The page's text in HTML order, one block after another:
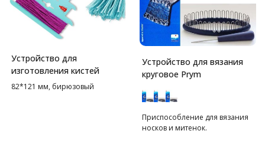
Устройство для
изготовления кистей
82*121 мм, бирюзовый
Устройство для вязания
круговое Prym
Приспособление для вязания
носков и митенок.